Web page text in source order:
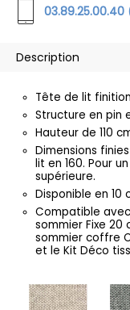
03.89.25.00.40
Description
Tête de lit
Structure en pin
Hauteur de 110
Dimensions
lit en 160. Pour
supérieure.
Disponible en 10
Compatible
sommier Fixe 20
sommier coffre
et le Kit Déco